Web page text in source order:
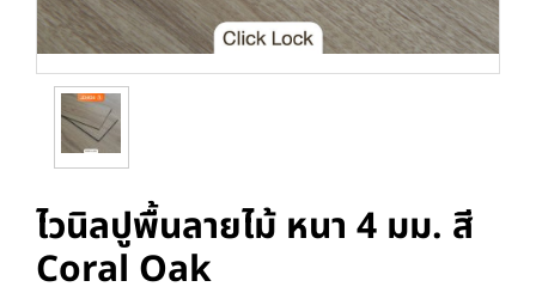
ไวนิลปูพื้นลายไม้ หนา 4 มม. สี
Coral Oak